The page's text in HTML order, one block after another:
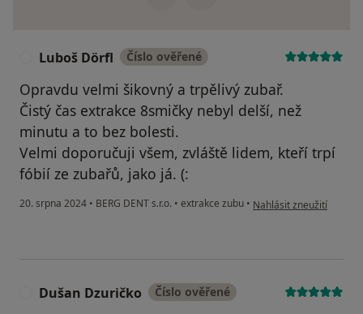
Luboš Dörfl Číslo ověřené
Opravdu velmi šikovný a trpělivý zubař.
Čistý čas extrakce 8smičky nebyl delší, než
minutu a to bez bolesti.
Velmi doporučuji všem, zvláště lidem, kteří trpí
fóbií ze zubařů, jako já. (:
20. srpna 2024 • BERG DENT s.r.o. • extrakce zubu • podle názoru uživatele
Nahlásit zneužití
Dušan Dzuričko Číslo ověřené